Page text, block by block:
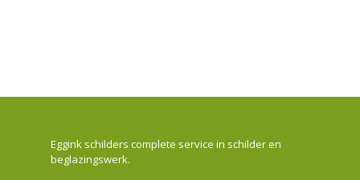
Eggink schilders complete service in schilder en
beglazingswerk.